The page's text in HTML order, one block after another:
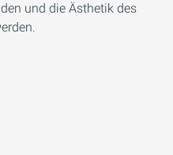
und die Ästhetik des